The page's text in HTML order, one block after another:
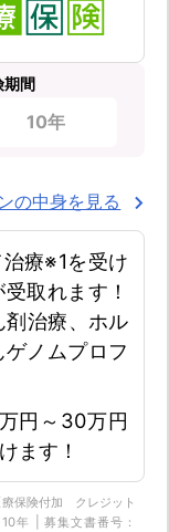
期間
10年
の中身を見る
療※1を受け
取れます！
治療、ホル
ノムプロフ
円～30万円
ます！
保険付加 クレジット
年 | 募集文書番号：